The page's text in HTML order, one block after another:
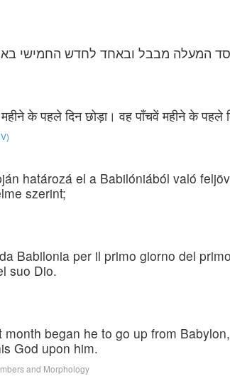
המעלה מבבל ובאחד לחדש החמישי בא
के पहले दिन छोड़ा। वह पाँचवें महीने के पहले
határozá el a Babilóniából való
szerint;
Babilonia per il primo giorno del
suo Dio.
began he to go up from
God upon him.
and Morphology